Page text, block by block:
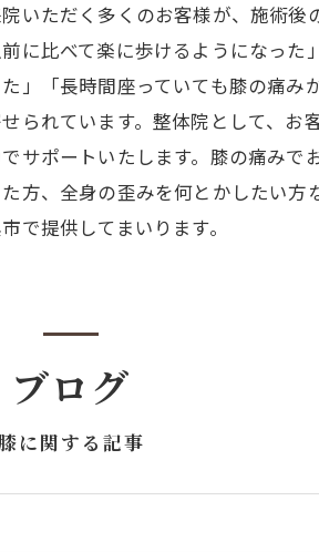
いただく多くのお客様が、施術
前に比べて楽に歩けるようになっ
」「長時間座っていても膝の痛
られています。整体院として、お
サポートいたします。膝の痛み
方、全身の歪みを何とかしたい
で提供してまいります。
ブログ
に関する記事